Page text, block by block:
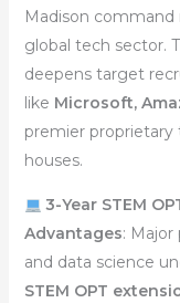
Madison
global tech sector.
deepens target
like Microsoft,
premier
houses.
3-Year STEM
Advantages:
and data science
STEM OPT